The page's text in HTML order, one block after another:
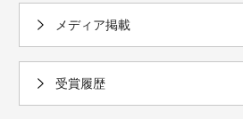
メディア掲載
受賞履歴